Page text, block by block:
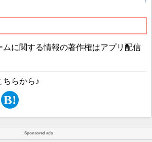
に関する情報の著作権はアプリ配信
ちらから♪
Sponsored ads